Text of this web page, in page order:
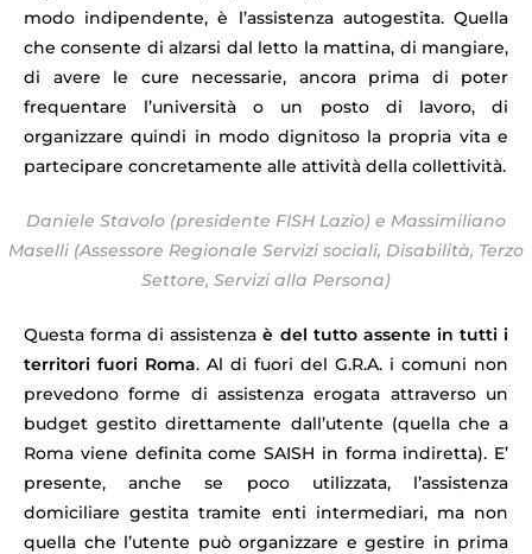
modo indipendente, è l’assistenza autogestita. Quella
che consente di alzarsi dal letto la mattina, di mangiare,
di avere le cure necessarie, ancora prima di poter
frequentare l’università o un posto di lavoro, di
organizzare quindi in modo dignitoso la propria vita e
partecipare concretamente alle attività della collettività.
Daniele Stavolo (presidente FISH Lazio) e Massimiliano
Maselli (Assessore Regionale Servizi sociali, Disabilità, Terzo
Settore, Servizi alla Persona)
Questa forma di assistenzaè del tutto assente in tutti i
territori fuori Roma. Al di fuori del G.R.A. i comuni non
prevedono forme di assistenza erogata attraverso un
budget gestito direttamente dall’utente (quella che a
Roma viene definita come SAISH in forma indiretta). E’
presente, anche se poco utilizzata, l’assistenza
domiciliare gestita tramite enti intermediari, ma non
quella che l’utente può organizzare e gestire in prima